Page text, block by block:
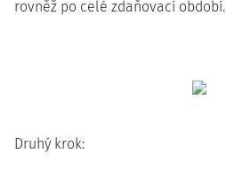
rovněž po celé zdaňovací období.
Druhý krok: